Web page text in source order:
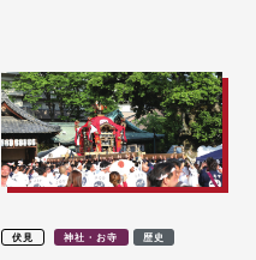
伏見 神社・お寺 歴史